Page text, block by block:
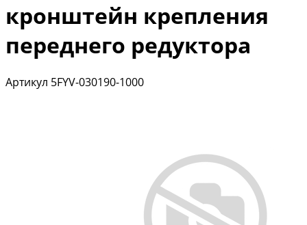
кронштейн крепления
переднего редуктора
Артикул 5FYV-030190-1000